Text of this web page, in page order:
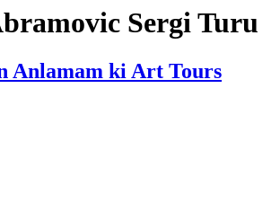
Sergi Turu
Anlamam ki Art Tours